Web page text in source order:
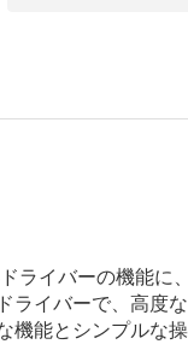
ライバーの機能
ライバーで、高
機能とシンプルな